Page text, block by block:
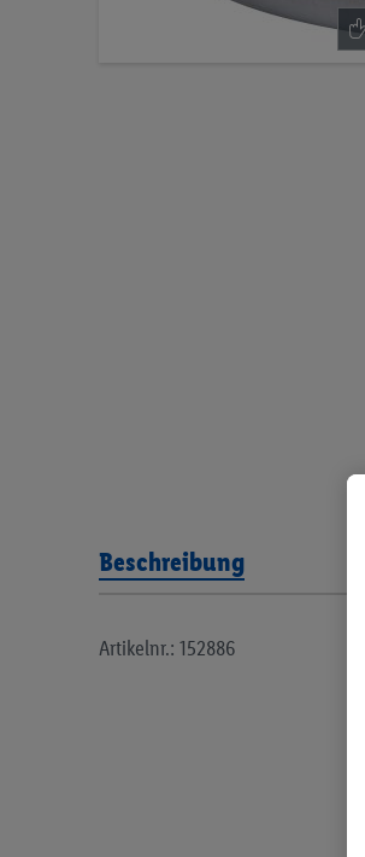
Beschreibung
Artikelnr.: 152886